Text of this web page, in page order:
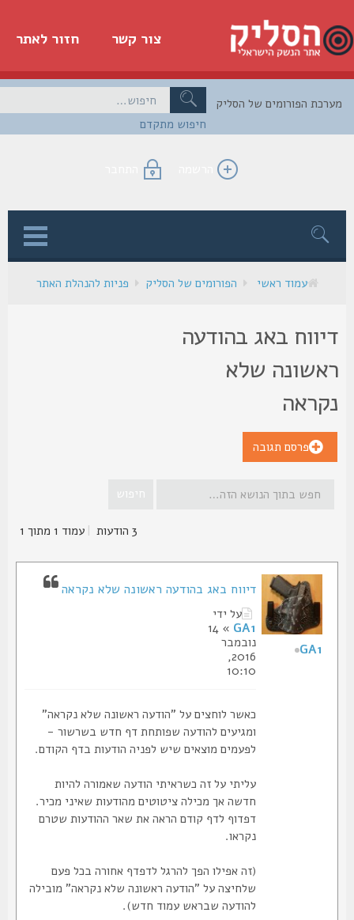
חזור לאתר צור קשר
חיפוש מתקדם
הפורומים של הסליק
הרשמה התחבר
עמוד ראשי הפורומים של הסליק פניות להנהלת האתר
באג בהודעה
שלא
פרסם תגובה
|עמוד1מתוך1
דיווח באג בהודעה ראשונה שלא נקראה
על ידי
GA1
» 14
נובמבר
2016,
10:10
כאשר לוחצים על "הודעה ראשונה שלא נקראה"
ומגיעים להודעה שפותחת דף חדש בשרשור -
לפעמים מוצאים שיש לפניה הודעות בדף הקודם.
עליתי על זה כשראיתי הודעה שאמורה להיות
חדשה אך מכילה ציטוטים מהודעות שאיני מכיר.
דפדוף לדף קודם הראה את שאר ההודעות שטרם
נקראו.
(זה אפילו הפך להרגל לדפדף אחורה בכל פעם
שלחיצה על "הודעה ראשונה שלא נקראה" מובילה
להודעה שבראש עמוד חדש).